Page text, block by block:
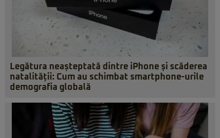
Legătura neașteptată dintre iPhone și scăderea
natalității: Cum au schimbat smartphone-urile
demografia globală